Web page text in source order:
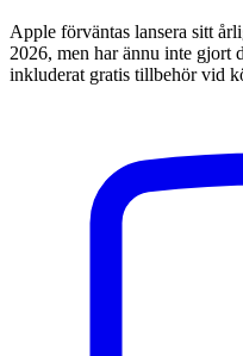
Apple förväntas lansera sitt
2026, men har ännu inte gjort
inkluderat gratis tillbehör vid